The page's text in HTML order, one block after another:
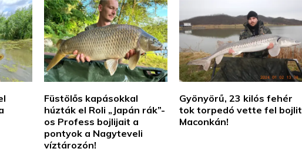
Füstölős kapásokkal
húzták el Roli „Japán rák”-
os Profess bojlijait a
pontyok a Nagyteveli
víztározón!
Gyönyörű, 23 kilós fehér
tok torpedó vette fel bojlit
Maconkán!